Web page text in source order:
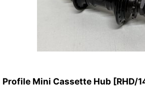
Profile Mini Cassette Hub [RHD/